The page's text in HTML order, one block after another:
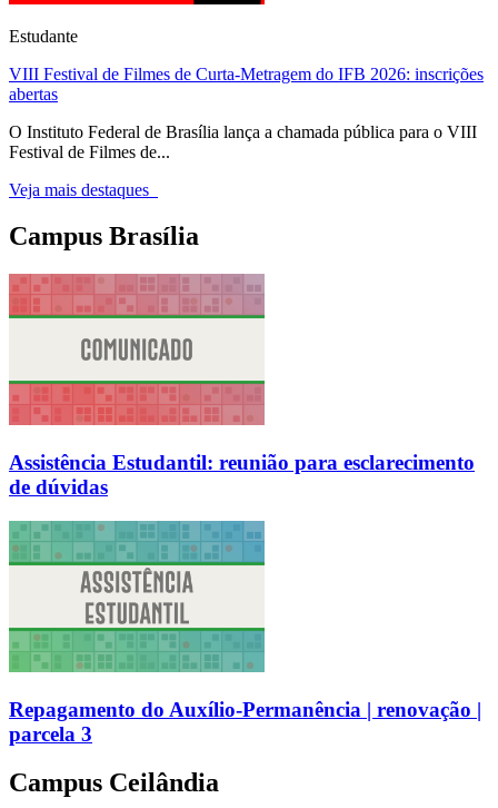
Estudante
VIII Festival de Filmes de Curta-Metragem do IFB 2026: inscrições
abertas
O Instituto Federal de Brasília lança a chamada pública para o VIII
Festival de Filmes de...
Veja mais destaques
Campus Brasília
Assistência Estudantil: reunião para esclarecimento
de dúvidas
Repagamento do Auxílio-Permanência | renovação |
parcela 3
Campus Ceilândia